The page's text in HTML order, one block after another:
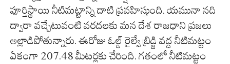
పూర్తిస్థాయి నీటిమట్టాన్ని దాటి ప్రవహిస్తుంది. యమునా నది
ద్వారా వచ్చేటువంటి వరదలకు మన దేశ రాజధాని ప్రజలు
అల్లాడిపోతున్నారు. ఈరోజు ఓల్డ్ రైల్వే బ్రిడ్జి వద్ద నీటిమట్టం
ఏకంగా 207.48 మీటర్లకు చేరింది. గతంలో నీటిమట్టం